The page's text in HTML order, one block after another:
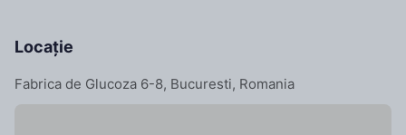
Locație
Fabrica de Glucoza 6-8, Bucuresti, Romania